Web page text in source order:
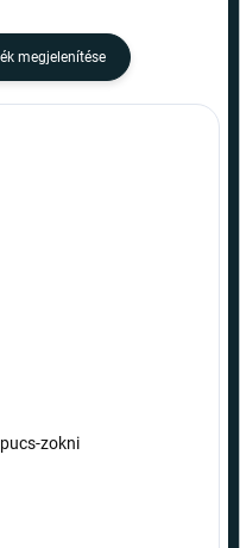
megjelenítése
zokni